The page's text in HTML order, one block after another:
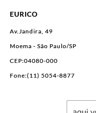
EURICO
Av.Jandira, 49
Moema - São Paulo/SP
CEP:04080-000
Fone:(11) 5054-8877